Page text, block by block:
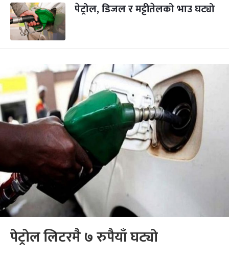
पेट्रोल, डिजल र मट्टीतेलको भाउ घट्यो
पेट्रोल लिटरमै ७ रुपैयाँ घट्यो